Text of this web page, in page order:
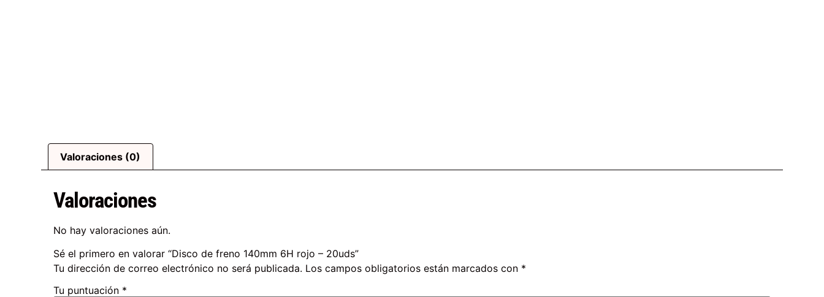
Valoraciones (0)
Valoraciones
No hay valoraciones aún.
Sé el primero en valorar “Disco de freno 140mm 6H rojo – 20uds”
Tu dirección de correo electrónico no será publicada. Los campos obligatorios están marcados con *
Tu puntuación *